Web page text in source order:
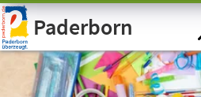
Visuelle
Assistenzsoftware
öffnen.Paderborn